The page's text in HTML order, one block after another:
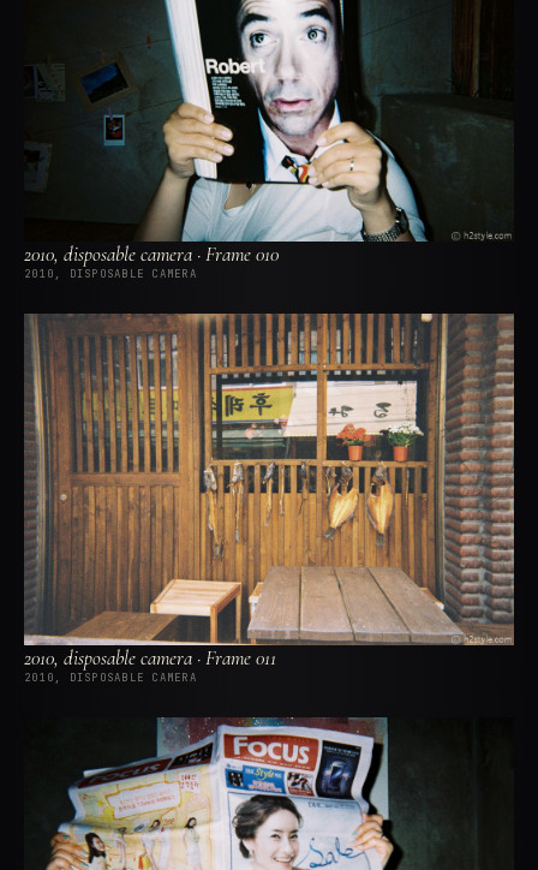
2010, disposable camera · Frame 010
2010, DISPOSABLE CAMERA
2010, disposable camera · Frame 011
2010, DISPOSABLE CAMERA